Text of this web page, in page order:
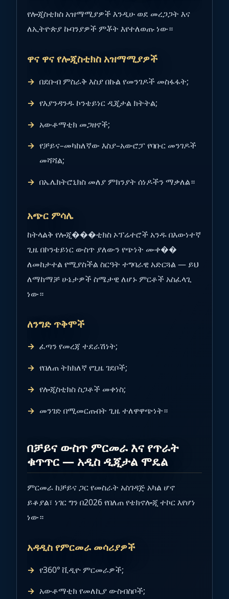
የሎጂስቲክስ አዝማሚያዎች እንዲሁ ወደ መረጋጋት እና
ለኢትዮጵያ ኩባንያዎች ምቾት እየተለወጡ ነው።
ዋና ዋና የሎጂስቲክስ አዝማሚያዎች
በደቡብ ምስራቅ እስያ በኩል የመንገዶች መስፋፋት;
የእያንዳንዱ ኮንቴይነር ዲጂታል ክትትል;
አውቶማቲክ መጋዘኖች;
የቻይና–መካከለኛው እስያ–አውሮፓ የባቡር መንገዶች
መሻሻል;
በኤሌክትሮኒክስ መለያ ምክንያት ሰነዶችን ማቃለል።
አጭር ምሳሌ
ከትላልቅ የሎጂ���ቲክስ ኦፕሬተሮች አንዱ በእውነተኛ
ጊዜ በኮንቴይነር ውስጥ ያለውን የጭነት ሙቀ��
ለመከታተል የሚያስችል ስርዓት ተግባራዊ አድርጓል — ይህ
ለማከማቻ ሁኔታዎች ስሜታዊ ለሆኑ ምርቶች አስፈላጊ
ነው።
ለንግድ ጥቅሞች
ፈጣን የመረጃ ተደራሽነት;
የበለጠ ትክክለኛ የጊዜ ገደቦች;
የሎጂስቲክስ ስጋቶች መቀነስ;
መንገድ በሚመርጡበት ጊዜ ተለዋዋጭነት።
በቻይና ውስጥ ምርመራ እና የጥራት
ቁጥጥር — አዲስ ዲጂታል ሞዴል
ምርመራ ከቻይና ጋር የመስራት አስገዳጅ አካል ሆኖ
ይቆያል፣ ነገር ግን በ2026 የበለጠ የቴክኖሎጂ ተኮር እየሆነ
ነው።
አዳዲስ የምርመራ መሳሪያዎች
የ360° ቪዲዮ ምርመራዎች;
አውቶማቲክ የመለኪያ ውስብስቦች;